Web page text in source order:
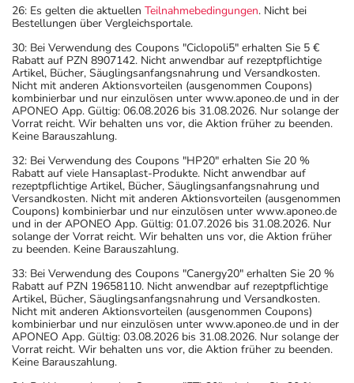
26: Es gelten die aktuellen Teilnahmebedingungen. Nicht bei
Bestellungen über Vergleichsportale.
30: Bei Verwendung des Coupons "Ciclopoli5" erhalten Sie 5 €
Rabatt auf PZN 8907142. Nicht anwendbar auf rezeptpflichtige
Artikel, Bücher, Säuglingsanfangsnahrung und Versandkosten.
Nicht mit anderen Aktionsvorteilen (ausgenommen Coupons)
kombinierbar und nur einzulösen unter www.aponeo.de und in der
APONEO App. Gültig: 06.08.2026 bis 31.08.2026. Nur solange der
Vorrat reicht. Wir behalten uns vor, die Aktion früher zu beenden.
Keine Barauszahlung.
32: Bei Verwendung des Coupons "HP20" erhalten Sie 20 %
Rabatt auf viele Hansaplast-Produkte. Nicht anwendbar auf
rezeptpflichtige Artikel, Bücher, Säuglingsanfangsnahrung und
Versandkosten. Nicht mit anderen Aktionsvorteilen (ausgenommen
Coupons) kombinierbar und nur einzulösen unter www.aponeo.de
und in der APONEO App. Gültig: 01.07.2026 bis 31.08.2026. Nur
solange der Vorrat reicht. Wir behalten uns vor, die Aktion früher
zu beenden. Keine Barauszahlung.
33: Bei Verwendung des Coupons "Canergy20" erhalten Sie 20 %
Rabatt auf PZN 19658110. Nicht anwendbar auf rezeptpflichtige
Artikel, Bücher, Säuglingsanfangsnahrung und Versandkosten.
Nicht mit anderen Aktionsvorteilen (ausgenommen Coupons)
kombinierbar und nur einzulösen unter www.aponeo.de und in der
APONEO App. Gültig: 03.08.2026 bis 31.08.2026. Nur solange der
Vorrat reicht. Wir behalten uns vor, die Aktion früher zu beenden.
Keine Barauszahlung.